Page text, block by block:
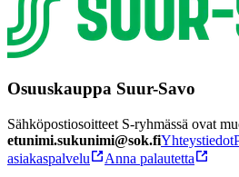
Osuuskauppa Suur-Savo
Sähköpostiosoitteet S-ryhmässä ovat
etunimi.sukunimi@sok.fiYhteystiedot
asiakaspalvelu
Anna palautetta